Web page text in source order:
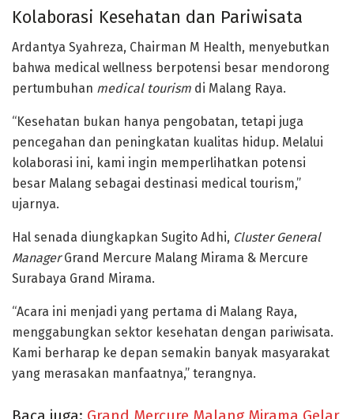
Kolaborasi Kesehatan dan Pariwisata
Ardantya Syahreza, Chairman M Health, menyebutkan
bahwa medical wellness berpotensi besar mendorong
pertumbuhan medical tourism di Malang Raya.
“Kesehatan bukan hanya pengobatan, tetapi juga
pencegahan dan peningkatan kualitas hidup. Melalui
kolaborasi ini, kami ingin memperlihatkan potensi
besar Malang sebagai destinasi medical tourism,”
ujarnya.
Hal senada diungkapkan Sugito Adhi, Cluster General
ManagerGrand Mercure Malang Mirama & Mercure
Surabaya Grand Mirama.
“Acara ini menjadi yang pertama di Malang Raya,
menggabungkan sektor kesehatan dengan pariwisata.
Kami berharap ke depan semakin banyak masyarakat
yang merasakan manfaatnya,” terangnya.
Baca juga: Grand Mercure Malang Mirama Gelar